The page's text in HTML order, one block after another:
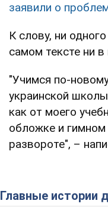
заявили о
К слову, ни
самом тексте ни
"Учимся по-
украинской
как от моего
обложке и
развороте", –
Главные истории